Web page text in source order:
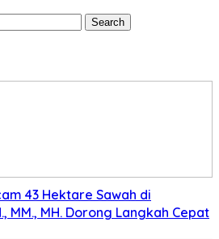
43 Hektare Sawah di
MM., MH. Dorong Langkah Cepat